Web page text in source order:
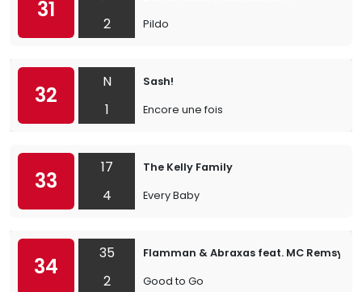
31
2
Pildo
32
N
1
Sash!
Encore une fois
33
17
4
The Kelly Family
Every Baby
34
35
2
Flamman & Abraxas feat. MC Remsy
Good to Go